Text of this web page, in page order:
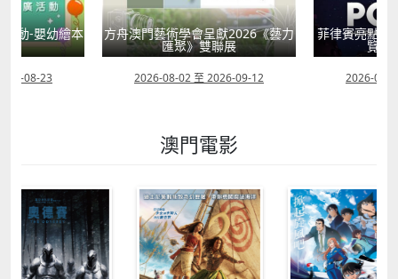
動-嬰幼繪本
08-23
方舟澳門藝術學會呈獻2026《藝力
匯聚》雙聯展
2026-08-02 至 2026-09-12
菲律賓亮點文
覽會
2026-07-
澳門電影